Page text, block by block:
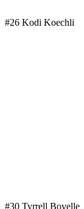
#26 Kodi Koechli
#30 Tyrrell Bovelle